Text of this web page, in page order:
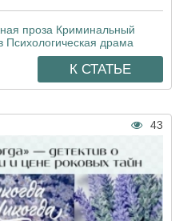
проза Криминальный
Психологическая драма
К СТАТЬЕ
43